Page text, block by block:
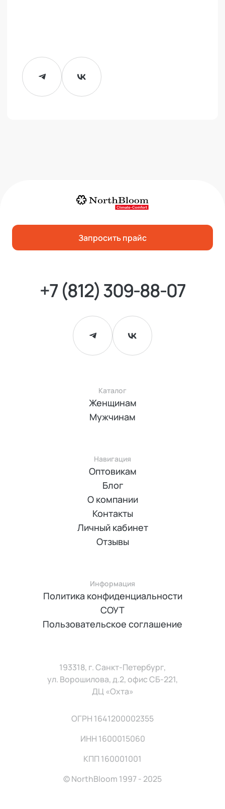
Запросить прайс
+7 (812) 309-88-07
Каталог
Женщинам
Мужчинам
Навигация
Оптовикам
Блог
О компании
Контакты
Личный кабинет
Отзывы
Информация
Политика конфиденциальности
СОУТ
Пользовательское соглашение
193318, г. Санкт-Петербург,
ул. Ворошилова, д.2, офис СБ-221,
ДЦ «Охта»
ОГРН 1641200002355
ИНН 1600015060
КПП 160001001
© NorthBloom 1997 - 2025